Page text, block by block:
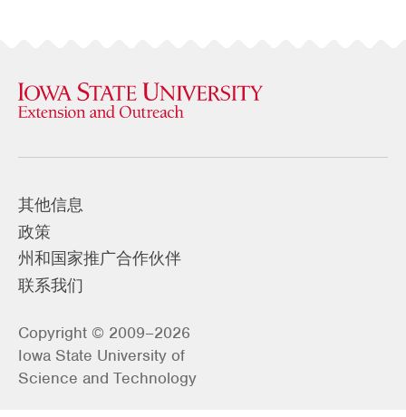
其他信息
政策
州和国家推广合作伙伴
联系我们
Copyright © 2009–2026
Iowa State University of
Science and Technology